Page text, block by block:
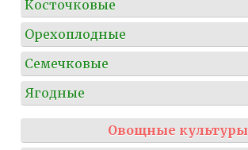
Косточковые
Орехоплодные
Семечковые
Ягодные
Овощные культуры